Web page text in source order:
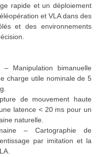
rapide et un déploiement
et VLA dans des
et des environnements
Manipulation bimanuelle
charge utile nominale de 5
de mouvement haute
latence < 20 ms pour un
naturelle.
– Cartographie de
par imitation et la